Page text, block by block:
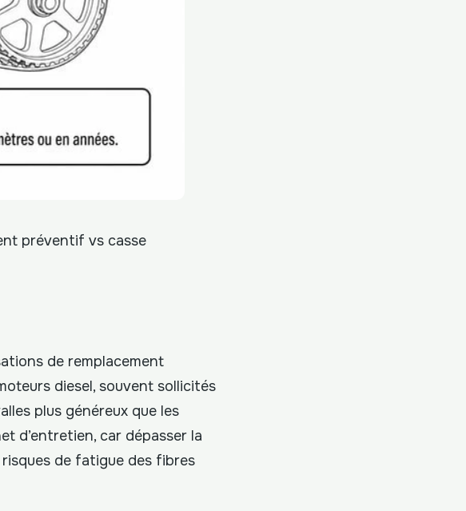
préventif vs casse
de remplacement
diesel, souvent sollicités
plus généreux que les
d’entretien, car dépasser la
de fatigue des fibres